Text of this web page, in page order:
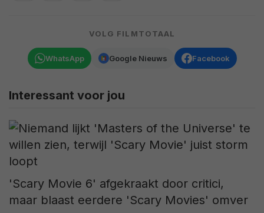
VOLG FILMTOTAAL
WhatsApp Google Nieuws Facebook
Interessant voor jou
'Scary Movie 6' afgekraakt door critici,
maar blaast eerdere 'Scary Movies' omver